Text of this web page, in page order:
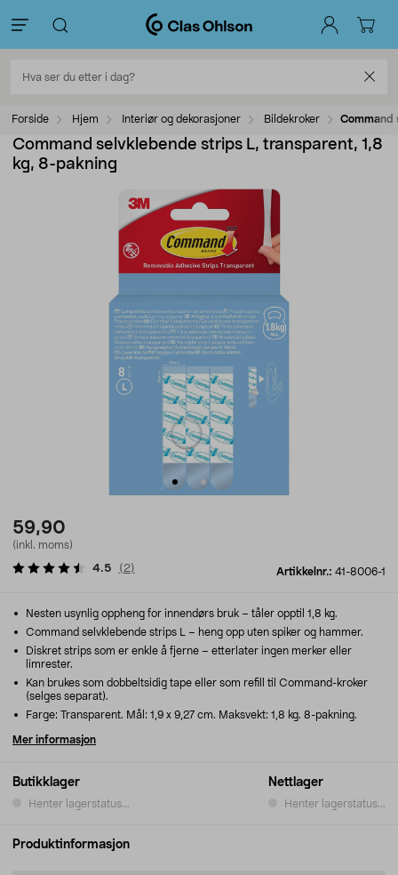
Forside Hjem Interiør og dekorasjoner Bildekroker Command
Command selvklebende strips L, transparent, 1,8
kg, 8-pakning
59,90
(inkl. moms)
Artikkelnr.: 41-8006-1
4.5 ( 2)
Butikklager
Henter lagerstatus...
Nettlager
Henter lagerstatus...
Nesten usynlig oppheng for innendørs bruk – tåler opptil 1,8 kg.
Command selvklebende strips L – heng opp uten spiker og hammer.
Diskret strips som er enkle å fjerne – etterlater ingen merker eller
limrester.
Kan brukes som dobbeltsidig tape eller som refill til Command-kroker
(selges separat).
Farge: Transparent. Mål: 1,9 x 9,27 cm. Maksvekt: 1,8 kg. 8-pakning.
Mer informasjon
Produktinformasjon